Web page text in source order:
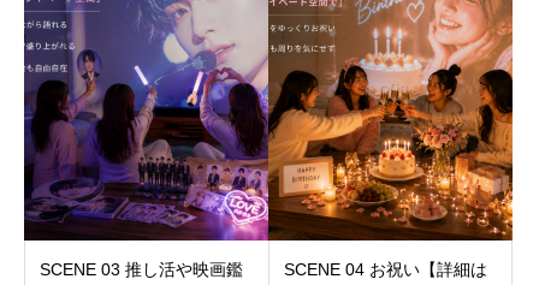
SCENE 03 推し活や映画鑑
SCENE 04 お祝い【詳細は